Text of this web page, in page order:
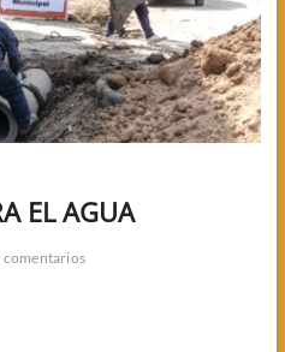
EL AGUA
comentarios